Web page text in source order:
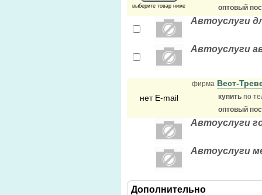
выберите товар ниже
оптовый
Автоуслуги
Автоуслуги
нет E-mail
фирма Вест-
купить по
оптовый
Автоуслуги
Автоуслуги
Дополнительно